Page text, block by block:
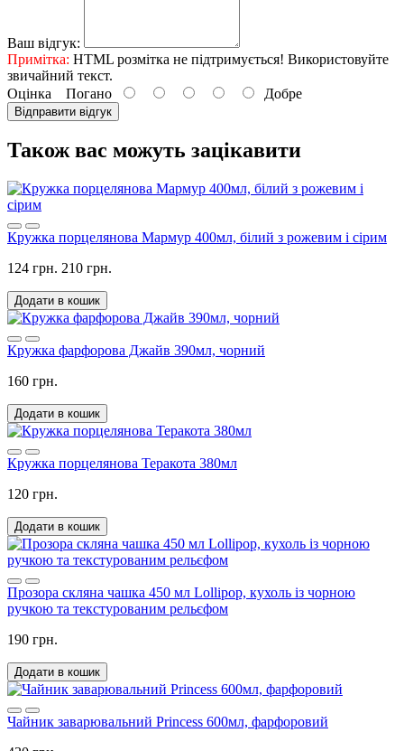
Ваш відгук:
Примітка: HTML розмітка не підтримується! Використовуйте
звичайний текст.
Оцінка Погано Добре
Відправити відгук
Також вас можуть зацікавити
Кружка порцелянова Мармур 400мл, білий з рожевим і сірим
124 грн. 210 грн.
Додати в кошик
Кружка фарфорова Джайв 390мл, чорний
160 грн.
Додати в кошик
Кружка порцелянова Теракота 380мл
120 грн.
Додати в кошик
Прозора скляна чашка 450 мл Lollipop, кухоль із чорною
ручкою та текстурованим рельєфом
190 грн.
Додати в кошик
Чайник заварювальний Princess 600мл, фарфоровий